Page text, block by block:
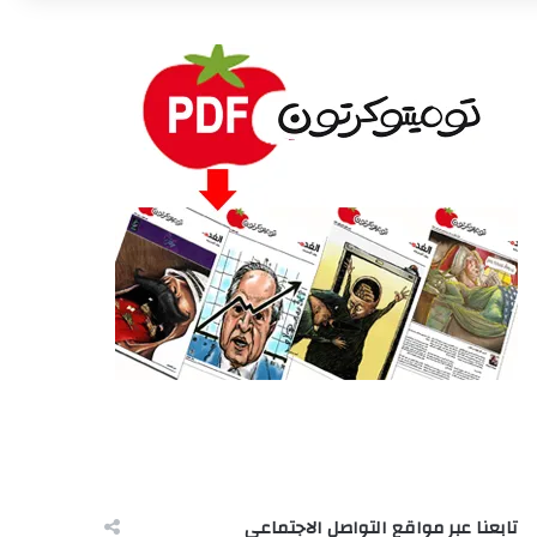
تابعنا عبر مواقع التواصل الاجتماعى